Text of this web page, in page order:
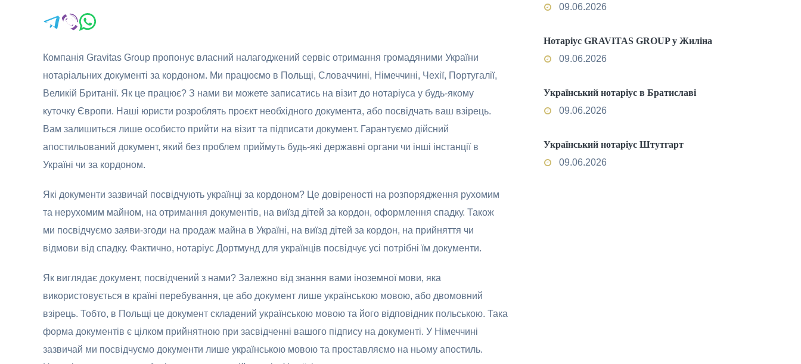
Компанія Gravitas Group пропонує власний налагоджений сервіс отримання громадяними України
нотаріальних документі за кордоном. Ми працюємо в Польщі, Словаччині, Німеччині, Чехії, Португалії,
Великій Британії. Як це працює? З нами ви можете записатись на візит до нотаріуса у будь-якому
куточку Європи. Наші юристи розроблять проєкт необхідного документа, або посвідчать ваш взірець.
Вам залишиться лише особисто прийти на візит та підписати документ. Гарантуємо дійсний
апостильований документ, який без проблем приймуть будь-які державні органи чи інші інстанції в
Україні чи за кордоном.
Які документи зазвичай посвідчують українці за кордоном? Це довіреності на розпорядження рухомим
та нерухомим майном, на отримання документів, на виїзд дітей за кордон, оформлення спадку. Також
ми посвідчуємо заяви-згоди на продаж майна в Україні, на виїзд дітей за кордон, на прийняття чи
відмови від спадку. Фактично, нотаріус Дортмунд для українців посвідчує усі потрібні їм документи.
Як виглядає документ, посвідчений з нами? Залежно від знання вами іноземної мови, яка
використовується в країні перебування, це або документ лише українською мовою, або двомовний
взірець. Тобто, в Польщі це документ складений українською мовою та його відповідник польською. Така
форма документів є цілком прийнятною при засвідченні вашого підпису на документі. У Німеччині
зазвичай ми посвідчуємо документи лише українською мовою та проставляємо на ньому апостиль.
09.06.2026
Нотаріус GRAVITAS GROUP у Жиліна
09.06.2026
Український нотаріус в Братиславі
09.06.2026
Український нотаріус Штутгарт
09.06.2026